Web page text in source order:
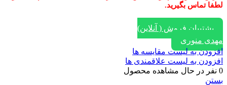
لطفا تماس بگیرید.
پشتیبان فروش ( آنلاین)
مهدی منوری
افزودن به لیست مقایسه ها
افزودن به لیست علاقمندی ها
0 نفر در حال مشاهده محصول
بستن